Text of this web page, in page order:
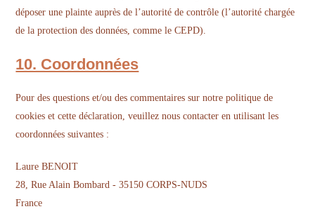
déposer une plainte auprès de l’autorité de contrôle (l’autorité chargée
de la protection des données, comme le CEPD).
10. Coordonnées
Pour des questions et/ou des commentaires sur notre politique de
cookies et cette déclaration, veuillez nous contacter en utilisant les
coordonnées suivantes :
Laure BENOIT
28, Rue Alain Bombard - 35150 CORPS-NUDS
France